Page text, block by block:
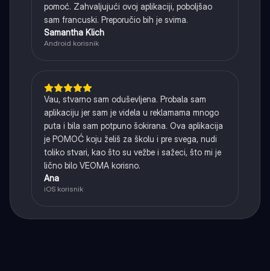
pomoć. Zahvaljujući ovoj aplikaciji, poboljšao
sam francuski. Preporučio bih je svima.
Samantha Klich
Android korisnik
Vau, stvarno sam oduševljena. Probala sam
aplikaciju jer sam je videla u reklamama mnogo
puta i bila sam potpuno šokirana. Ova aplikacija
je POMOĆ koju želiš za školu i pre svega, nudi
toliko stvari, kao što su vežbe i sažeci, što mi je
lično bilo VEOMA korisno.
Ana
iOS korisnik